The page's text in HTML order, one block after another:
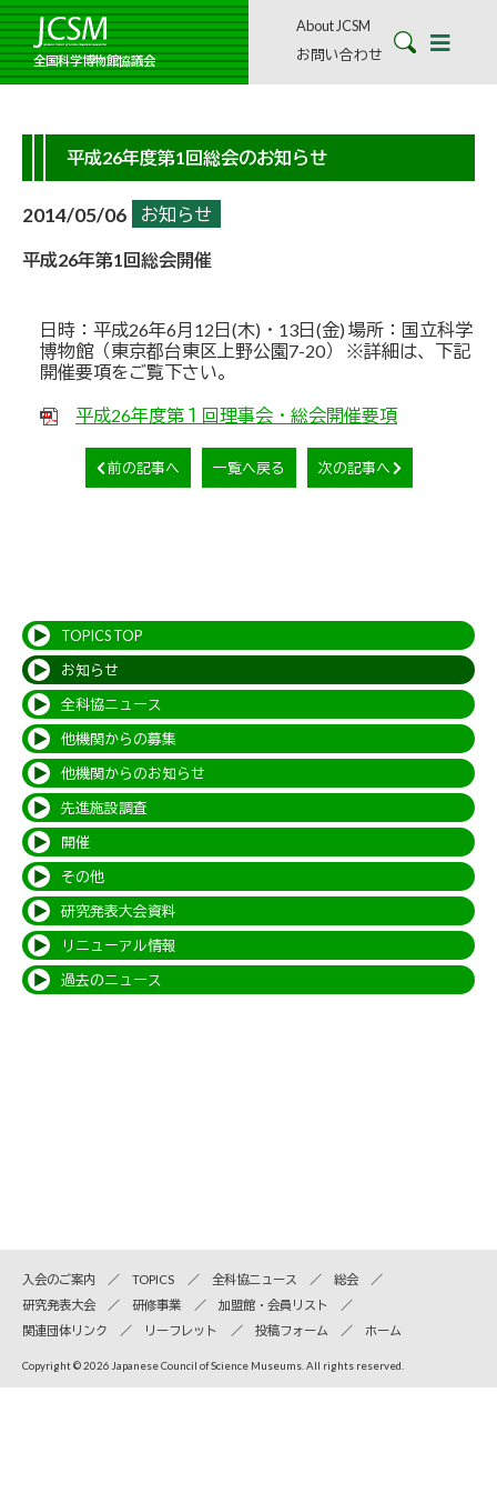
全国科学博物館協議会
About JCSM
お問い合わせ
平成26年度第1回総会のお知らせ
2014/05/06 お知らせ
平成26年第1回総会開催
日時：平成26年6月12日(木)・13日(金) 場所：国立科学
博物館（東京都台東区上野公園7-20） ※詳細は、下記
開催要項をご覧下さい。
平成26年度第１回理事会・総会開催要項
前の記事へ 一覧へ戻る 次の記事へ
TOPICS TOP
お知らせ
全科協ニュース
他機関からの募集
他機関からのお知らせ
先進施設調査
開催
その他
研究発表大会資料
リニューアル情報
過去のニュース
入会のご案内 TOPICS 全科協ニュース
総会
研究発表大会
研修事業
加盟館・会員リスト
関連団体リンク
リーフレット 投稿フォーム ホーム
Copyright © 2026 Japanese Council of Science Museums. All rights reserved.